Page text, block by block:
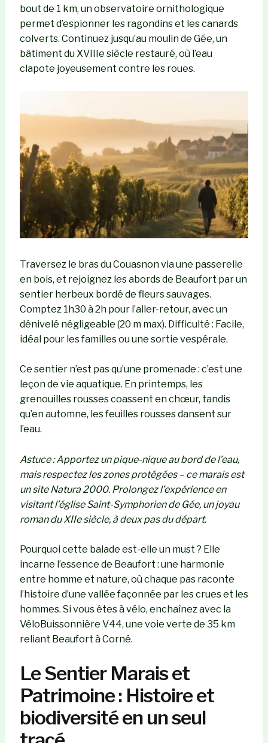
bout de 1 km, un observatoire ornithologique
permet d’espionner les ragondins et les canards
colverts. Continuez jusqu’au moulin de Gée, un
bâtiment du XVIIIe siècle restauré, où l’eau
clapote joyeusement contre les roues.
Traversez le bras du Couasnon via une passerelle
en bois, et rejoignez les abords de Beaufort par un
sentier herbeux bordé de fleurs sauvages.
Comptez 1h30 à 2h pour l’aller-retour, avec un
dénivelé négligeable (20 m max). Difficulté : Facile,
idéal pour les familles ou une sortie vespérale.
Ce sentier n’est pas qu’une promenade : c’est une
leçon de vie aquatique. En printemps, les
grenouilles rousses coassent en chœur, tandis
qu’en automne, les feuilles rousses dansent sur
l’eau.
Astuce : Apportez un pique-nique au bord de l’eau,
mais respectez les zones protégées – ce marais est
un site Natura 2000. Prolongez l’expérience en
visitant l’église Saint-Symphorien de Gée, un joyau
roman du XIIe siècle, à deux pas du départ.
Pourquoi cette balade est-elle un must ? Elle
incarne l’essence de Beaufort : une harmonie
entre homme et nature, où chaque pas raconte
l’histoire d’une vallée façonnée par les crues et les
hommes. Si vous êtes à vélo, enchaînez avec la
VéloBuissonnière V44, une voie verte de 35 km
reliant Beaufort à Corné.
Le Sentier Marais et
Patrimoine : Histoire et
biodiversité en un seul